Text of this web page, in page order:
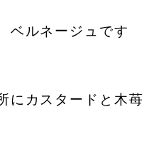
ベルネージュです
にカスタードと木苺